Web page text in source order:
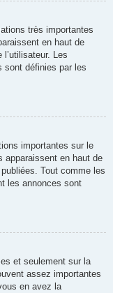
très importantes
en haut de
Les
sont définies par les
importantes sur le
apparaissent en haut de
Tout comme les
les annonces sont
et seulement sur la
assez importantes
en avez la